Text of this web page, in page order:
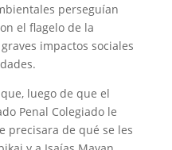
perseguían
el flagelo de la
impactos sociales
luego de que el
Penal Colegiado le
precisara de qué se les